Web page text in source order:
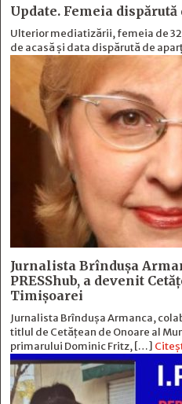
Update. Femeia
Ulterior mediatizării, femeia de
de acasă și data dispărută de
Jurnalista Brîndușa
PRESShub, a devenit
Timișoarei
Jurnalista Brîndușa Armanca,
titlul de Cetățean de Onoare al
primarului Dominic Fritz, […]